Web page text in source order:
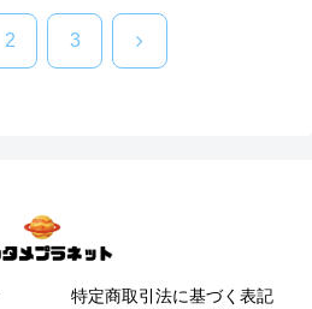
2 3 次
特定商取引法に基づく表記